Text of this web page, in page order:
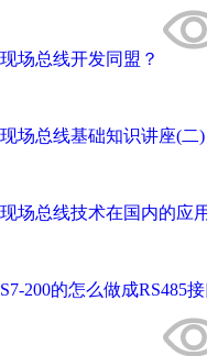
现场总线开发同盟？
现场总线基础知识讲座(二)
现场总线技术在国内的应
S7-200的怎么做成RS485